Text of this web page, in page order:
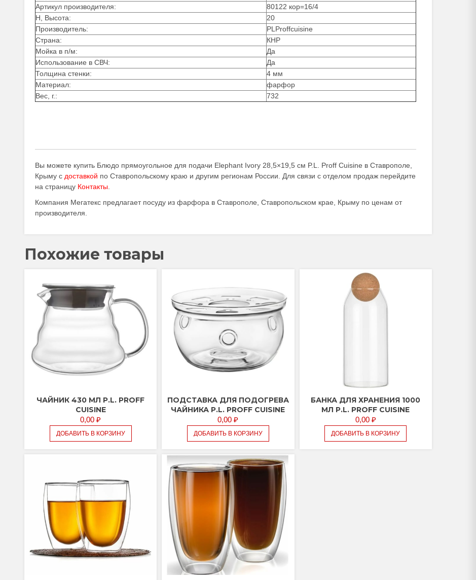
Артикул производителя:
80122 кор=16/4
H, Высота:
20
Производитель:
PLProffcuisine
Страна:
КНР
Мойка в п/м:
Да
Использование в СВЧ:
Да
Толщина стенки:
4 мм
Материал:
фарфор
Вес, г.:
732
Вы можете купить Блюдо прямоугольное для подачи Elephant Ivory 28,5×19,5 см P.L. Proff Cuisine в Ставрополе,
Крыму с доставкой по Ставропольскому краю и другим регионам России. Для связи с отделом продаж перейдите
на страницу Контакты
Компания Мегатекс предлагает посуду из фарфора в Ставрополе, Ставропольском крае, Крыму по ценам от
производителя.
Похожие товары
ЧАЙНИК 430 МЛ P.L. PROFF
CUISINE
0,00₽
ДОБАВИТЬ В КОРЗИНУ
ПОДСТАВКА ДЛЯ ПОДОГРЕВА
ЧАЙНИКА P.L. PROFF CUISINE
0,00₽
ДОБАВИТЬ В КОРЗИНУ
БАНКА ДЛЯ ХРАНЕНИЯ 1000
МЛ P.L. PROFF CUISINE
0,00 ₽
ДОБАВИТЬ В КОРЗИНУ